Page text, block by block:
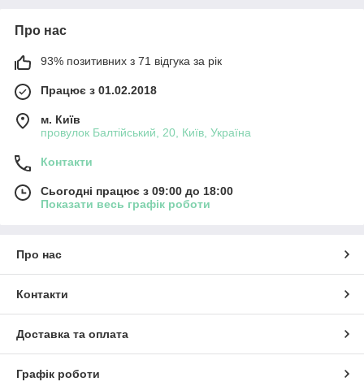
Про нас
93% позитивних з 71 відгука за рік
Працює з 01.02.2018
м. Київ
провулок Балтійський, 20, Київ, Україна
Контакти
Сьогодні працює з 09:00 до 18:00
Показати весь графік роботи
Про нас
Контакти
Доставка та оплата
Графік роботи